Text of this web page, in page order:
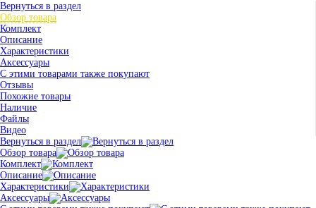
Вернуться в раздел
Обзор товара
Комплект
Описание
Характеристики
Аксессуары
С этими товарами также покупают
Отзывы
Похожие товары
Наличие
Файлы
Видео
Вернуться в раздел
Обзор товара
Комплект
Описание
Характеристики
Аксессуары